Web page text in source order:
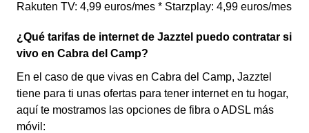
Rakuten TV: 4,99 euros/mes * Starzplay: 4,99 euros/mes
¿Qué tarifas de internet de Jazztel puedo contratar si
vivo en Cabra del Camp?
En el caso de que vivas en Cabra del Camp, Jazztel
tiene para ti unas ofertas para tener internet en tu hogar,
aquí te mostramos las opciones de fibra o ADSL más
móvil: